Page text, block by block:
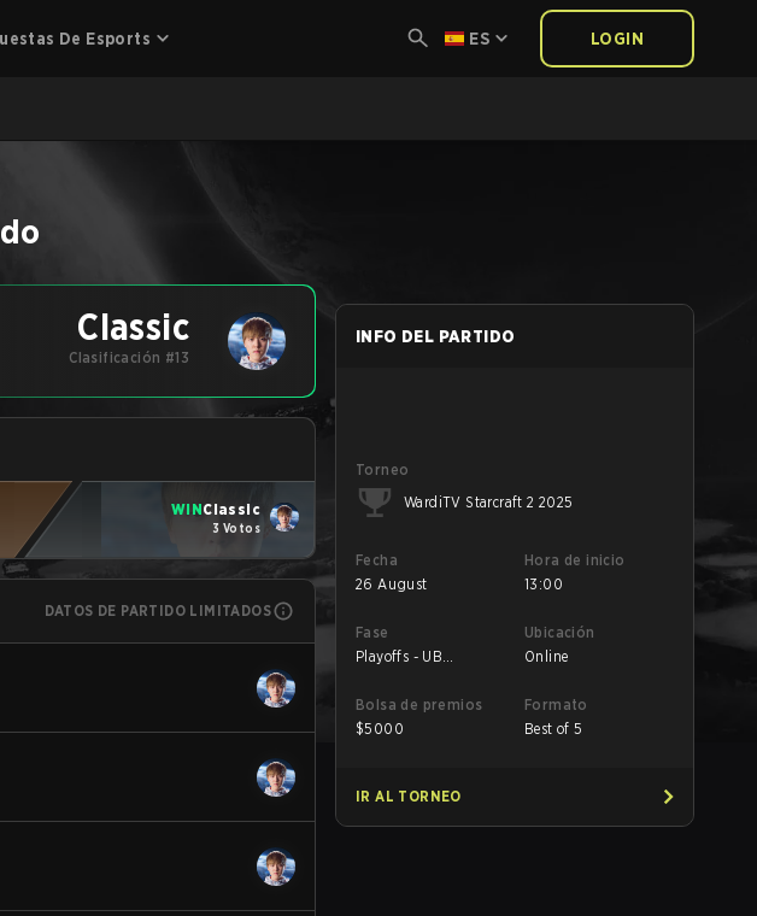
De Esports ES LOGIN
Classic
Clasificación #13
WINClassic
3 Votos
DATOS DE PARTIDO LIMITADOS
INFO DEL PARTIDO
Torneo
WardiTV Starcraft 2 2025
Fecha
26 August
Hora de inicio
13:00
Fase
Playoffs - UB
Ubicación
Online
Bolsa de premios
$5000
Formato
Best of 5
IR AL TORNEO